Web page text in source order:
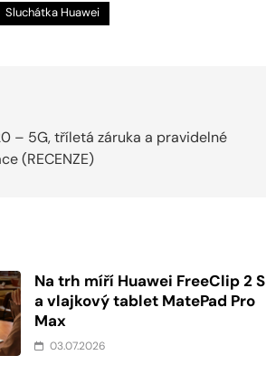
Sluchátka Huawei
– 5G, tříletá záruka a pravidelné
(RECENZE)
Na trh míří Huawei FreeClip 2 S
a vlajkový tablet MatePad Pro
Max
03.07.2026